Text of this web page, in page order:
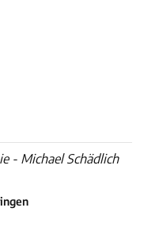
- Michael Schädlich